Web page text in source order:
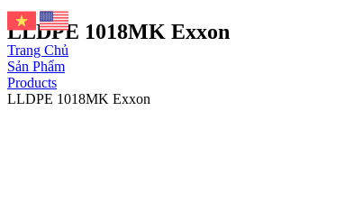
LLDPE 1018MK Exxon
Trang Chủ
Sản Phẩm
Products
LLDPE 1018MK Exxon